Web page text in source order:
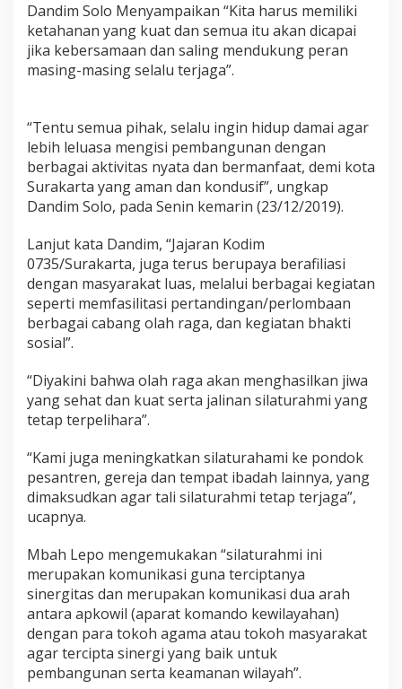
e
t
u
a
p
e
s
l
-
k
h
s
a
n
D
K
u
j
u
n
g
D
a
r
i
D
a
n
d
i
Dandim Solo Menyampaikan “Kita harus memiliki
ketahanan yang kuat dan semua itu akan dicapai
jika kebersamaan dan saling mendukung peran
masing-masing selalu terjaga”.
“Tentu semua pihak, selalu ingin hidup damai agar
lebih leluasa mengisi pembangunan dengan
berbagai aktivitas nyata dan bermanfaat, demi kota
Surakarta yang aman dan kondusif”, ungkap
Dandim Solo, pada Senin kemarin (23/12/2019).
Lanjut kata Dandim, “Jajaran Kodim
0735/Surakarta, juga terus berupaya berafiliasi
dengan masyarakat luas, melalui berbagai kegiatan
seperti memfasilitasi pertandingan/perlombaan
berbagai cabang olah raga, dan kegiatan bhakti
sosial”.
“Diyakini bahwa olah raga akan menghasilkan jiwa
yang sehat dan kuat serta jalinan silaturahmi yang
tetap terpelihara”.
“Kami juga meningkatkan silaturahami ke pondok
pesantren, gereja dan tempat ibadah lainnya, yang
dimaksudkan agar tali silaturahmi tetap terjaga”,
ucapnya.
Mbah Lepo mengemukakan “silaturahmi ini
merupakan komunikasi guna terciptanya
sinergitas dan merupakan komunikasi dua arah
antara apkowil (aparat komando kewilayahan)
dengan para tokoh agama atau tokoh masyarakat
agar tercipta sinergi yang baik untuk
pembangunan serta keamanan wilayah”.